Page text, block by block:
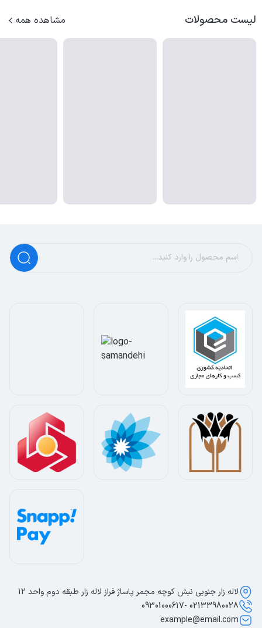
لیست محصولات مشاهده همه
لاله زار جنوبی نبش کوچه مجمر پاساژ فراز لاله زار طبقه دوم واحد 12
02133980028 -09301000617
example@email.com